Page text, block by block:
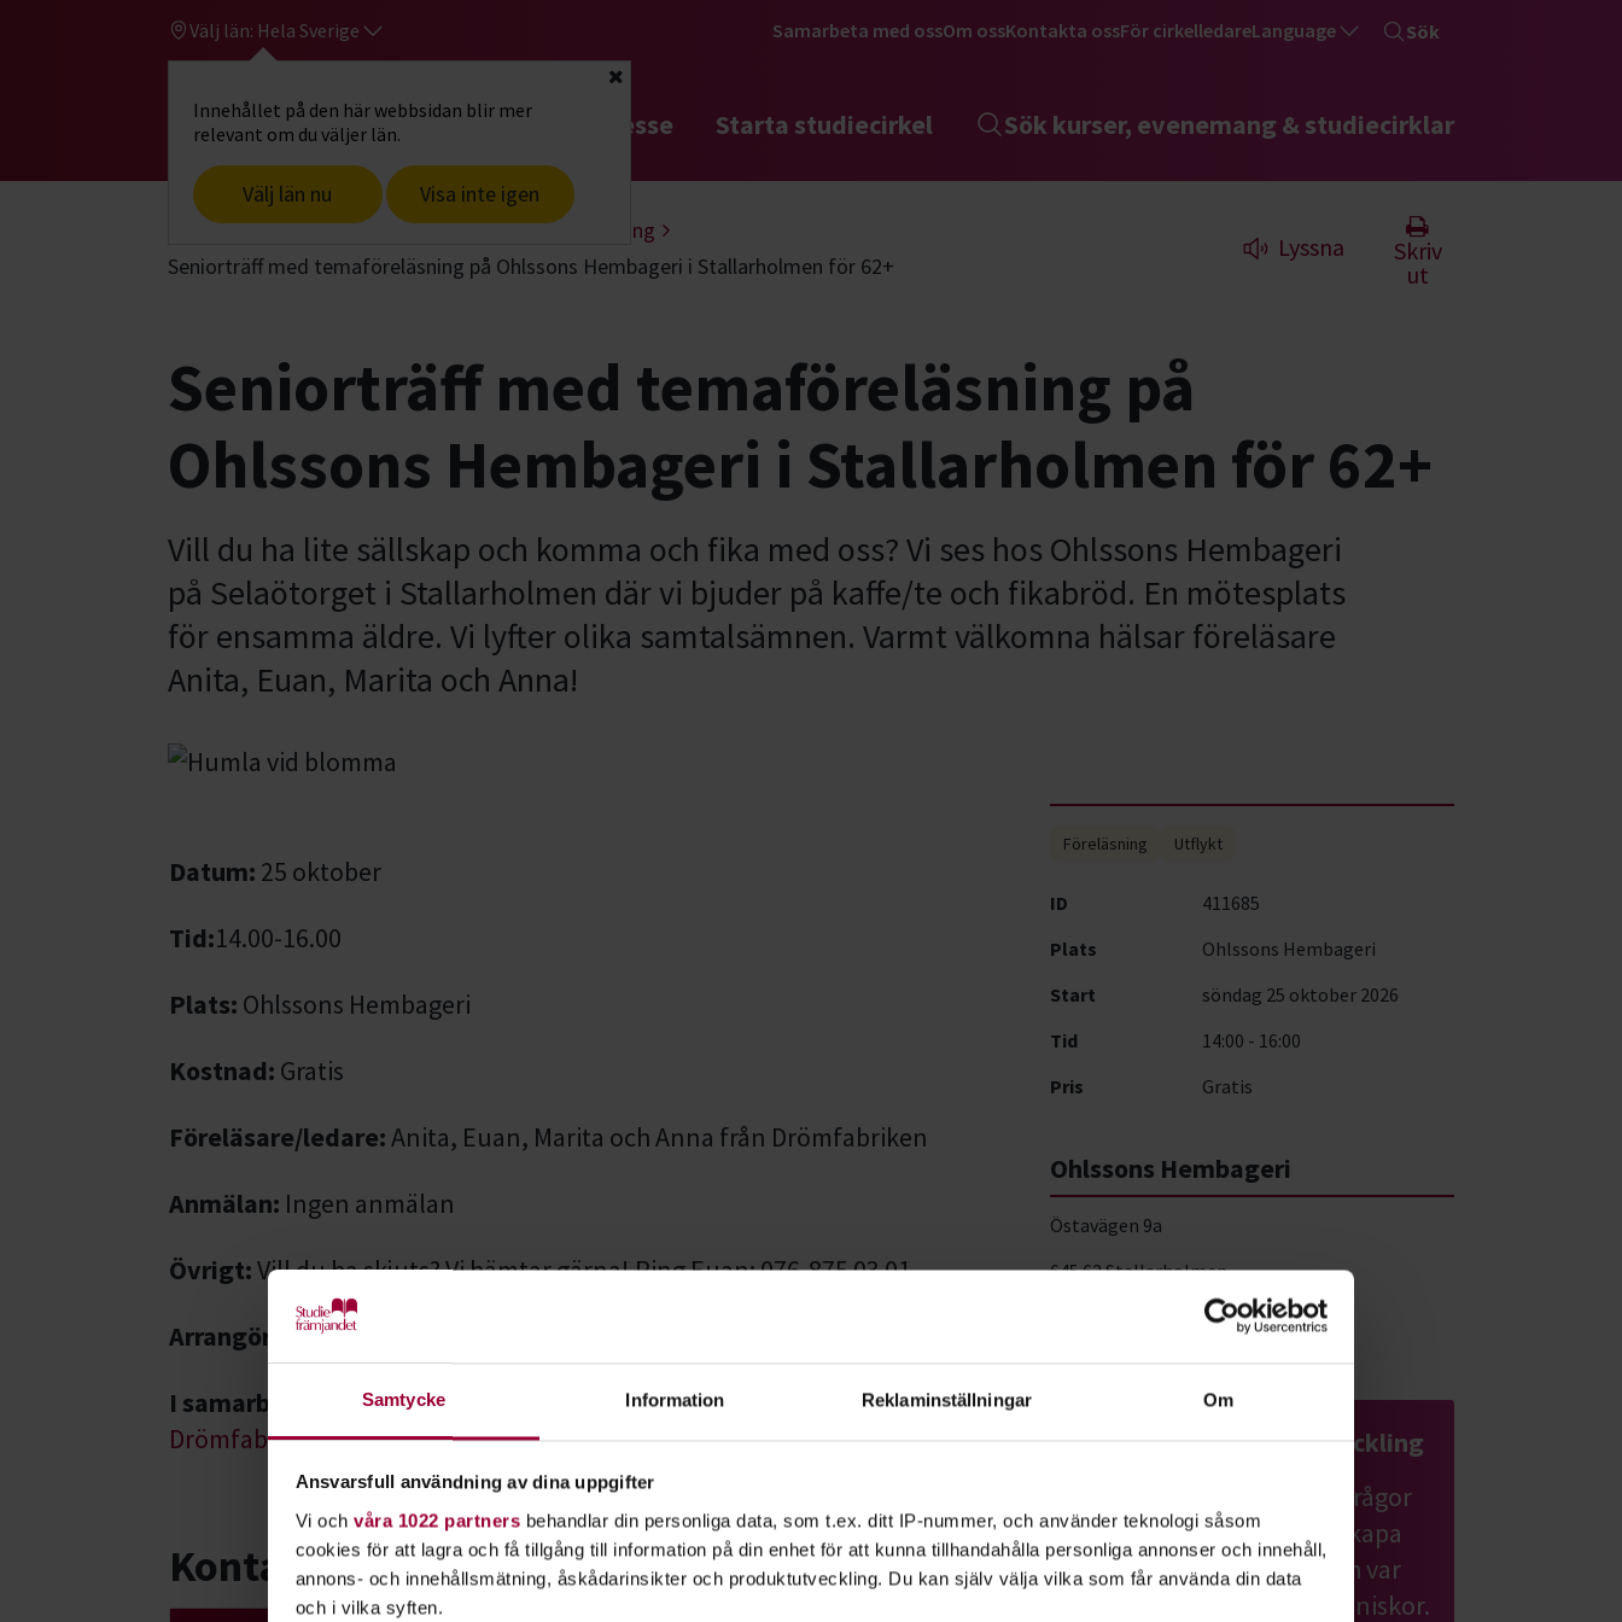
Samtycke Information Reklaminställningar Om
Ansvarsfull användning av dina uppgifter
Vi och våra 1022 partners behandlar din personliga data, som t.ex. ditt IP-nummer, och använder teknologi såsom
cookies för att lagra och få tillgång till information på din enhet för att kunna tillhandahålla personliga annonser och innehåll,
annons- och innehållsmätning, åskådarinsikter och produktutveckling. Du kan själv välja vilka som får använda din data
och i vilka syften.
Välj län: Hela Sverige
Innehållet på den här webbsidan blir mer
relevant om du väljer län.
Välj län nu Visa inte igen
Stäng
Samarbeta med ossOm ossKontakta ossFör cirkelledareLanguage Sök
Gå till studiefrämjandets startsidaHitta intresse Starta studiecirkel Sök kurser, evenemang & studiecirklar
Start Hitta intresse
Samhälle & hållbar utveckling
Seniorträff med temaföreläsning på Ohlssons Hembageri i Stallarholmen för 62+
Lyssna
Skriv
ut
Seniorträff med temaföreläsning på
Ohlssons Hembageri i Stallarholmen för 62+
Vill du ha lite sällskap och komma och fika med oss? Vi ses hos Ohlssons Hembageri
på Selaötorget i Stallarholmen där vi bjuder på kaffe/te och fikabröd. En mötesplats
för ensamma äldre. Vi lyfter olika samtalsämnen. Varmt välkomna hälsar föreläsare
Anita, Euan, Marita och Anna!
Datum: 25 oktober
Tid:14.00-16.00
Plats: Ohlssons Hembageri
Kostnad: Gratis
Föreläsare/ledare:Anita, Euan, Marita och Anna från Drömfabriken
Anmälan: Ingen anmälan
Övrigt:Vill du ha skjuts? Vi hämtar gärna! Ring Euan: 076-875 03 01
Arrangör:
Drömfabriken i samarbete med Studiefrämjandet
I samarbete med
Drömfabriken
Kontakt
Föreläsning Utflykt
ID
411685
Plats
Ohlssons Hembageri
Start
söndag 25 oktober 2026
Tid
14:00 - 16:00
Pris
Gratis
Ohlssons Hembageri
Östavägen 9a
645 62 Stallarholmen
Samhälle & hållbar utveckling
Lär dig mer om samhällsfrågor
och hållbar utveckling. Skapa
förändring där du bor och var
med och hjälp andra människor.